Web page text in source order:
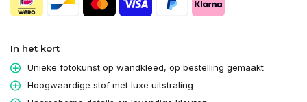
In het kort
Unieke fotokunst op wandkleed, op bestelling gemaakt
Hoogwaardige stof met luxe uitstraling